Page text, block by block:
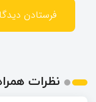
نظرات